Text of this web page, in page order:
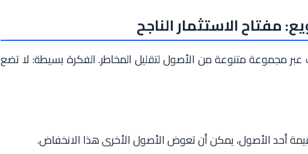
مفتاح الاستثمار الناجح
عبر مجموعة متنوعة من الأصول لتقليل المخاطر. الفكرة بسيطة: لا تضع
أحد الأصول، يمكن أن تعوض الأصول الأخرى هذا الانخفاض.